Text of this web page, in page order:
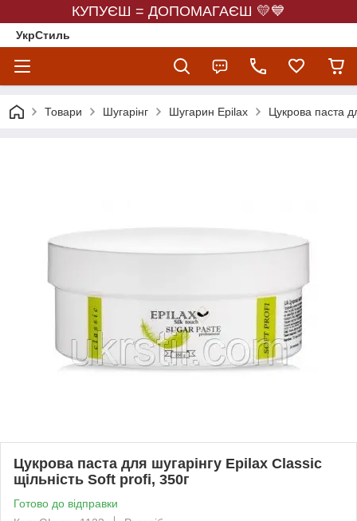
КУПУЄШ = ДОПОМАГАЄШ 💛💙
УкрСтиль
Товари Шугарінг Шугарин Epilax Цукрова паста
Цукрова паста для шугарінгу Epilax Classic
щільність Soft profi, 350г
Готово до відправки